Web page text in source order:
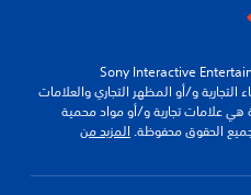
و/أو المظهر التجاري والعلامات
هي علامات تجارية و/أو مواد محمية
جميع الحقوق محفوظة. المزيد من